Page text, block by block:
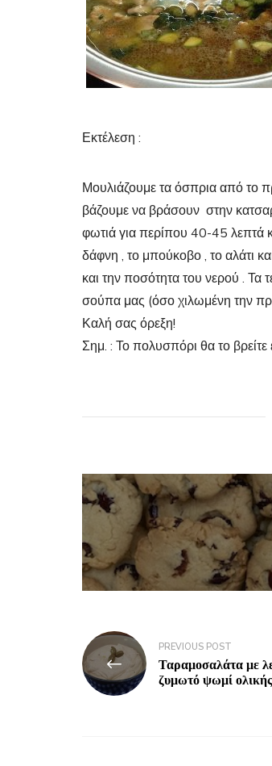
Εκτέλεση :
Μουλιάζουμε τα όσπρια από το
βάζουμε να βράσουν στην
φωτιά για περίπου 40-45 λεπτά
δάφνη , το μπούκοβο , το αλάτι
και την ποσότητα του νερού . Τα
σούπα μας (όσο χιλωμένη την
Καλή σας όρεξη!
Σημ. : Το πολυσπόρι θα το
PREVIOUS POST
Ταραμοσαλάτα με
ζυμωτό ψωμί